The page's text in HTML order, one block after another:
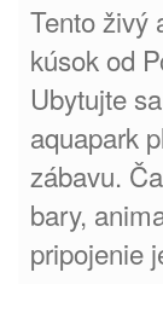
Tento živý
kúsok od
Ubytujte
aquapark
zábavu.
bary,
pripojenie